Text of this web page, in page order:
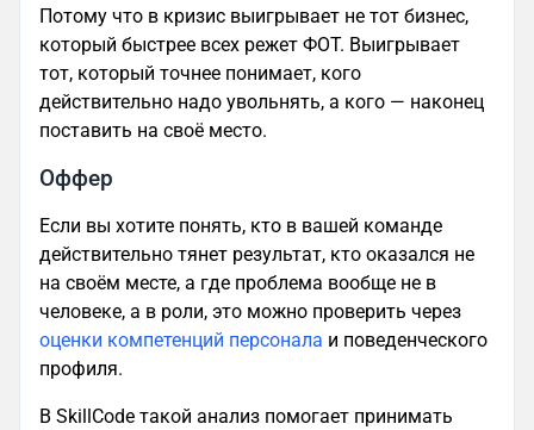
Потому что в кризис выигрывает не тот бизнес,
который быстрее всех режет ФОТ. Выигрывает
тот, который точнее понимает, кого
действительно надо увольнять, а кого — наконец
поставить на своё место.
Оффер
Если вы хотите понять, кто в вашей команде
действительно тянет результат, кто оказался не
на своём месте, а где проблема вообще не в
человеке, а в роли, это можно проверить через
оценки компетенций персонала и поведенческого
профиля.
В SkillCode такой анализ помогает принимать